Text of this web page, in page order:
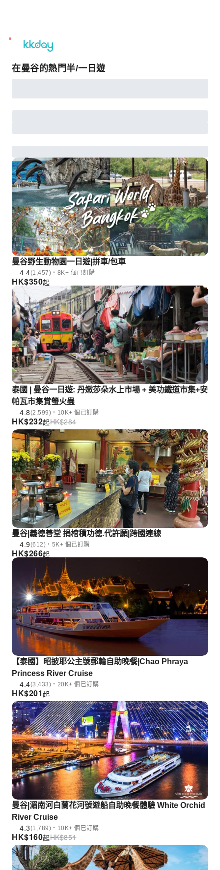
unread
notifications
在曼谷的熱門半/一日遊
曼谷野生動物園一日遊|拼車/包車
4.4(1,457)・8K+ 個已訂購
HK$350起
泰國 | 曼谷一日遊: 丹嫩莎朵水上市場 + 美功鐵道市集+安
帕瓦市集賞螢火蟲
4.8(2,599)・10K+ 個已訂購
HK$232起HK$284
曼谷|義德善堂 捐棺積功德.代許願|跨國連線
4.9(612)・5K+ 個已訂購
HK$266起
【泰國】昭披耶公主號郵輪自助晚餐|Chao Phraya
Princess River Cruise
4.4(3,433)・20K+ 個已訂購
HK$201起
曼谷|湄南河白蘭花河號遊船自助晚餐體驗 White Orchid
River Cruise
4.3(1,789)・10K+ 個已訂購
HK$160起HK$851